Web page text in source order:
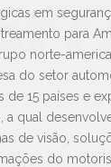
em
para
norte-
do setor
de 15 países e
a qual
de visão,
do